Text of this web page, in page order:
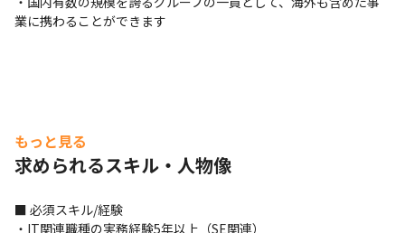
業に携わることができます
もっと見る
求められるスキル・人物像
■ 必須スキル/経験
・IT関連職種の実務経験5年以上（SE関連）